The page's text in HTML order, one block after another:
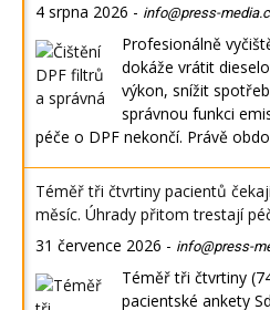
4 srpna 2026 - info@press-
Profesionálně
dokáže vrátit
výkon, snížit
správnou funkci
péče o DPF nekončí. Právě
Téměř tři čtvrtiny pacientů
měsíc. Úhrady přitom trestají
31 července 2026 - info@press-
Téměř tři čtvrtiny
pacientské ankety